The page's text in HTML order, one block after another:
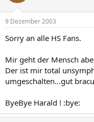
9 Dezember 2003
Sorry an alle HS Fans.
Mir geht der Mensch
Der ist mir total
umgeschalten...gut
ByeBye Harald ! :bye: